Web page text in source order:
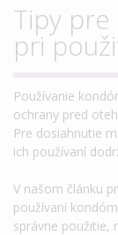
Tipy
pri
Používanie
ochrany pred
Pre dosiahnutie
ich používaní
V našom článku
používaní
správne použitie,